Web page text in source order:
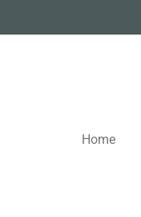
Home